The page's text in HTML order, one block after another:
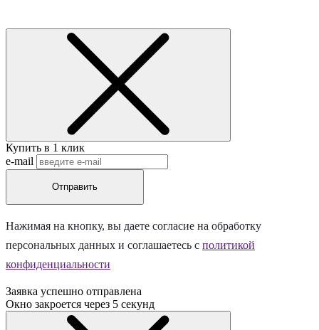
Купить в 1 клик
e-mail
Отправить
Нажимая на кнопку, вы даете согласие на обработку
персональных данных и соглашаетесь c политикой
конфиденциальности
Заявка успешно отправлена
Окно закроется через 5 секунд